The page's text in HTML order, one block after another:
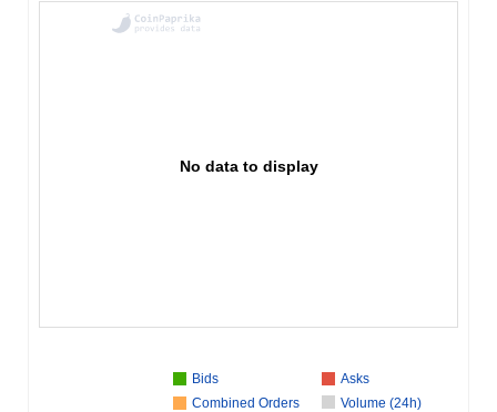
No data to display
Bids
Asks
Combined Orders
Volume (24h)